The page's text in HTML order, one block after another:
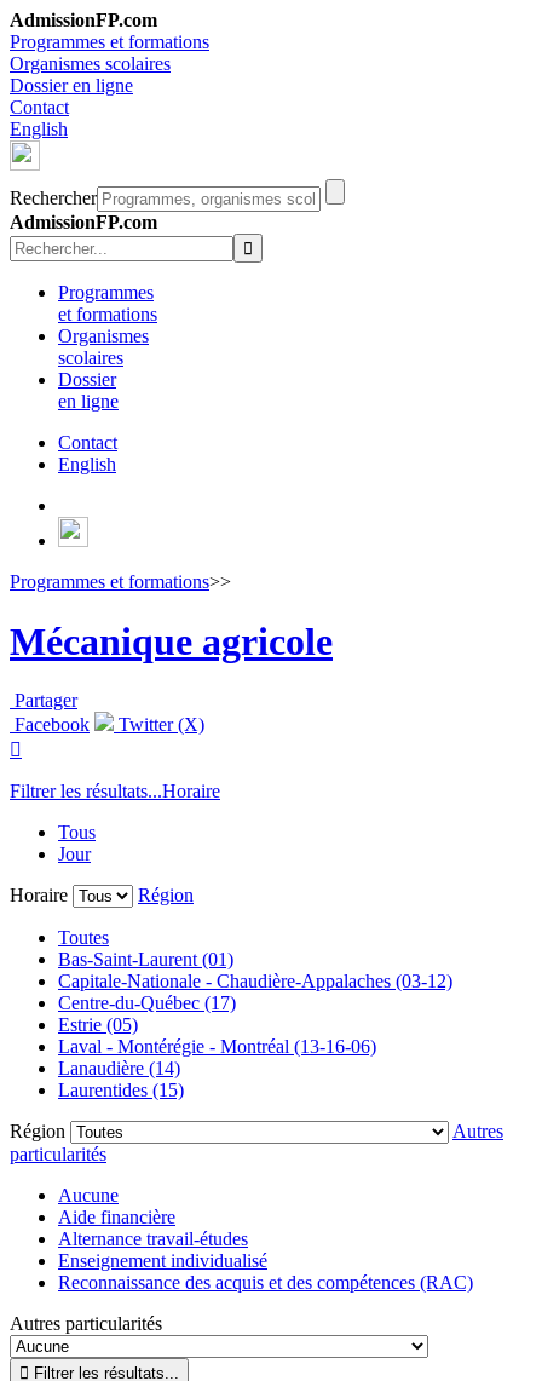
AdmissionFP.com
Programmes et formations
Organismes scolaires
Dossier en ligne
Contact
English
Rechercher
AdmissionFP.com
Programmes
et formations
Organismes
scolaires
Dossier
en ligne
Contact
English
Programmes et formations>>
Mécanique agricole
Partager
Facebook
Twitter (X)

Filtrer les résultats...Horaire
Tous
Jour
Horaire
Région
Toutes
Bas-Saint-Laurent (01)
Capitale-Nationale - Chaudière-Appalaches (03-12)
Centre-du-Québec (17)
Estrie (05)
Laval - Montérégie - Montréal (13-16-06)
Lanaudière (14)
Laurentides (15)
Région
Autres
particularités
Aucune
Aide financière
Alternance travail-études
Enseignement individualisé
Reconnaissance des acquis et des compétences (RAC)
Autres particularités